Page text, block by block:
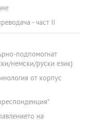
- част II
подпомогнат
немски/руски език)
от корпус
на